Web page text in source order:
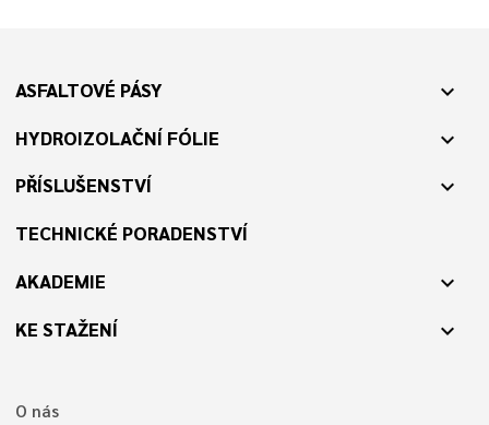
ASFALTOVÉ PÁSY expand_more
HYDROIZOLAČNÍ FÓLIE expand_more
PŘÍSLUŠENSTVÍ expand_more
TECHNICKÉ PORADENSTVÍ
AKADEMIE
expand_more
KE STAŽENÍ expand_more
O nás